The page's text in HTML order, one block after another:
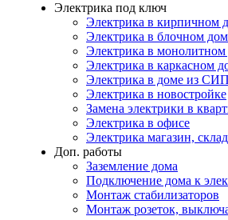
Электрика под ключ
Электрика в кирпичном
Электрика в блочном
Электрика в монолитном
Электрика в каркасном
Электрика в доме из
Электрика в новостройке
Замена электрики в
Электрика в офисе
Электрика магазин, склад
Доп. работы
Заземление дома
Подключение дома к
Монтаж стабилизаторов
Монтаж розеток,